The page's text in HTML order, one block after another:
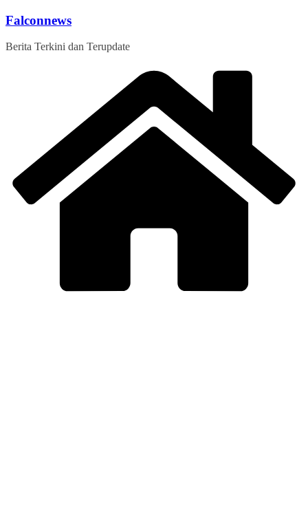
Skip
content
Falconnews
Berita Terkini dan Terupdate